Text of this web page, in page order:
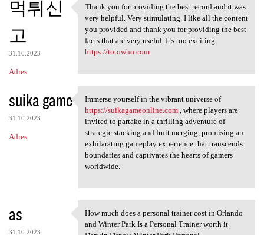
먹튀신
고
31.10.2023
Adres
Thank you for providing the
Thank you for providing the best record and it was
very helpful. Very stimulating. I like all the content
you provided and thank you for providing the best
facts that are very useful. It's too exciting.
https://totowho.com
suika game
31.10.2023
Adres
Immerse yourself in the
Immerse yourself in the vibrant universe of
https://suikagameonline.com, where players are
invited to partake in a thrilling adventure of
strategic stacking and fruit merging, promising an
exhilarating gameplay experience that transcends
boundaries and captivates the hearts of gamers
worldwide.
as
31.10.2023
How much does a personal
How much does a personal trainer cost in Orlando
and Winter Park Is a Personal Trainer worth it